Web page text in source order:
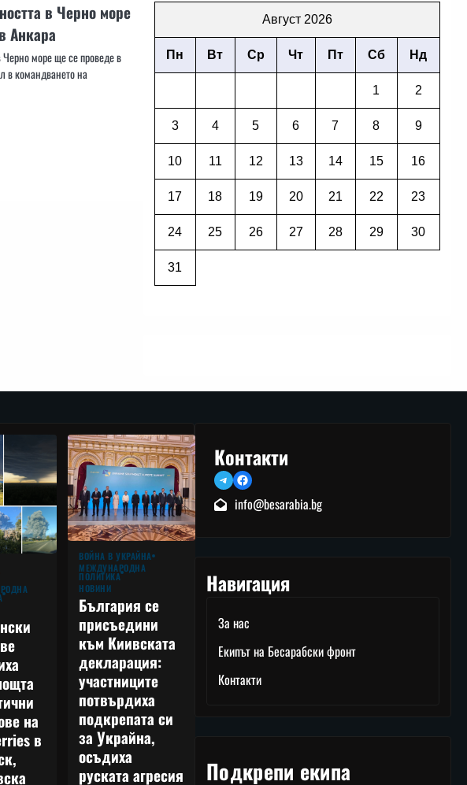
в Черно море
Анкара
Черно море ще се проведе в
в командването на
Август 2026
Пн Вт Ср Чт Пт Сб Нд
1 2
3 4 5 6 7 8 9
10 11 12 13 14 15 16
17 18 19 20 21 22 23
24 25 26 27 28 29 30
31
на
в
ВОЙНА В УКРАЙНА
МЕЖДУНАРОДНА
ПОЛИТИКА
НОВИНИ
България се
присъедини
към Киивската
декларация:
участниците
потвърдиха
подкрепата си
за Украйна,
осъдиха
руската агресия
Контакти
TelegramFacebook
info@besarabia.bg
Навигация
За нас
Екипът на Бесарабски фронт
Контакти
Подкрепи екипа